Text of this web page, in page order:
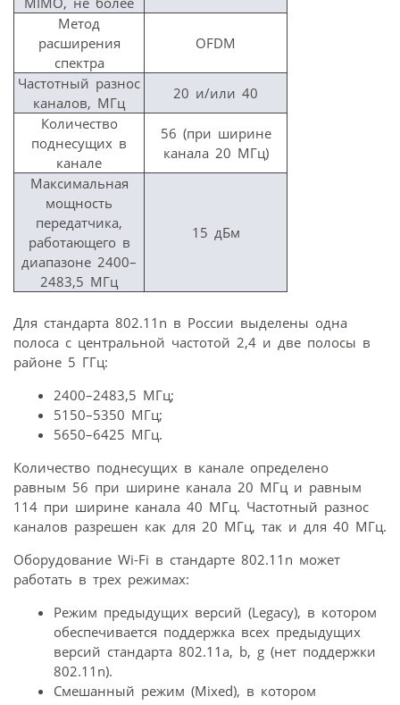
Метод
расширения
спектра
OFDM
Частотный разнос
каналов, МГц
20 и/или 40
Количество
поднесущих в
канале
56 (при ширине
канала 20 МГц)
Максимальная
мощность
передатчика,
работающего в
диапазоне 2400–
2483,5 МГц
15 дБм
Для стандарта 802.11n в России выделены одна
полоса с центральной частотой 2,4 и две полосы в
районе 5 ГГц:
2400–2483,5 МГц;
5150–5350 МГц;
5650–6425 МГц.
Количество поднесущих в канале определено
равным 56 при ширине канала 20 МГц и равным
114 при ширине канала 40 МГц. Частотный разнос
каналов разрешен как для 20 МГц, так и для 40 МГц.
Оборудование Wi-Fi в стандарте 802.11n может
работать в трех режимах:
Режим предыдущих версий (Legacy), в котором
обеспечивается поддержка всех предыдущих
версий стандарта 802.11a, b, g (нет поддержки
802.11n).
Смешанный режим (Mixed), в котором